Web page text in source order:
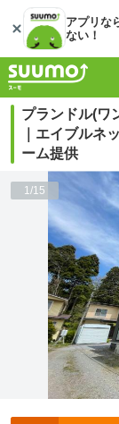
アプリな
ない！
プランドル(ワ
｜エイブルネ
ーム提供
1/15